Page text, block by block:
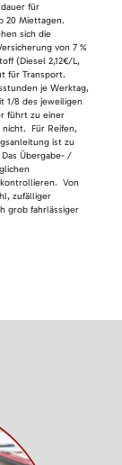
für
20 Miettagen.
sich die
von 7 %
(Diesel 2,12€/L,
für Transport.
je Werktag,
1/8 des jeweiligen
führt zu einer
nicht. Für Reifen,
ist zu
Übergabe- /
Von
zufälliger
grob fahrlässiger